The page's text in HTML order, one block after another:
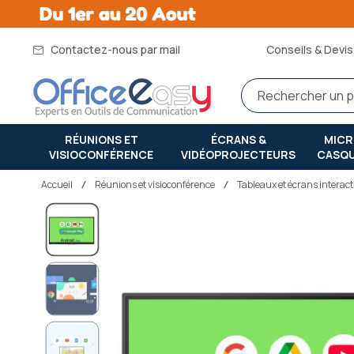
Contactez-nous par mail Conseils &
RÉUNIONS ET
VISIOCONFÉRENCE
ÉCRANS &
VIDÉOPROJECTEURS
Accueil réunions et visioconférence Tableaux et écrans
Passer
fin
de
la
galerie
d’images